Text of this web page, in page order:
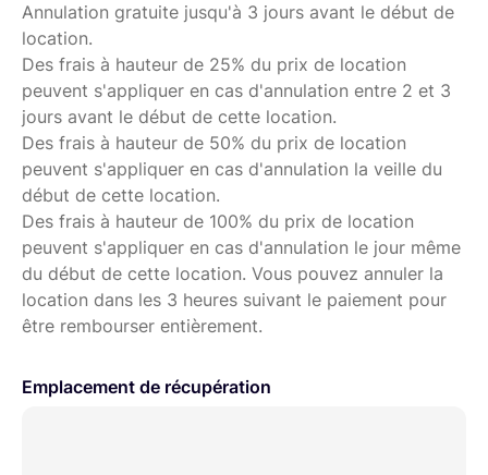
Annulation gratuite jusqu'à 3 jours avant le début de
location.
Des frais à hauteur de 25% du prix de location
peuvent s'appliquer en cas d'annulation entre 2 et 3
jours avant le début de cette location.
Des frais à hauteur de 50% du prix de location
peuvent s'appliquer en cas d'annulation la veille du
début de cette location.
Des frais à hauteur de 100% du prix de location
peuvent s'appliquer en cas d'annulation le jour même
du début de cette location. Vous pouvez annuler la
location dans les 3 heures suivant le paiement pour
être rembourser entièrement.
Emplacement de récupération